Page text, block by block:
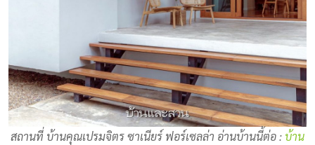
สถานที่ บ้านคุณเปรมจิตร ซาเนียร์ ฟอร์เซลล่า อ่านบ้านนี้ต่อ : บ้าน